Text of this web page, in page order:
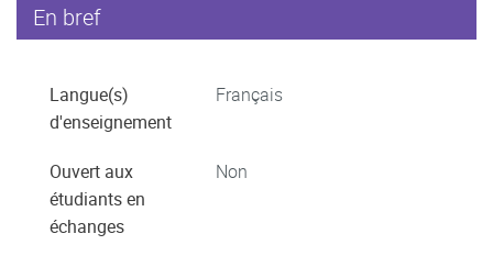
En bref
Langue(s)
d'enseignement
Français
Ouvert aux
étudiants en
échanges
Non